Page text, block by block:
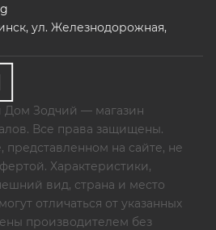
ул. Железнодорожная,
Дом Зодчий — магазин
Все права защищены.
на сайте, не
Характеристики,
вид, страна и место
отличаться от указанных
производителем без